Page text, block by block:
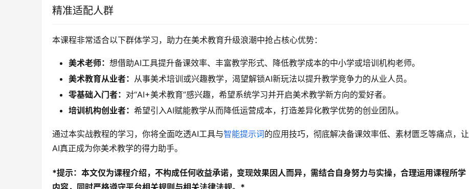
精准适配人群
本课程非常适合以下群体学习，助力在美术教育升级浪潮中抢占核心优势：
美术老师： 想借助AI工具提升备课效率、丰富教学形式、降低教学成本的中小学或培训机构老师。
美术教育从业者： 从事美术培训或兴趣教学，渴望解锁AI新玩法以提升教学竞争力的从业人员。
零基础入门者： 对“AI+美术教育”感兴趣，希望系统学习并开启美术教学新方向的爱好者。
培训机构创业者： 希望引入AI赋能教学从而降低运营成本，打造差异化教学优势的创业团队。
通过本实战教程的学习，你将全面吃透AI工具与智能提示词的应用技巧，彻底解决备课效率低、素材匮乏等痛点，让
AI真正成为你美术教学的得力助手。
*提示：本文仅为课程介绍，不构成任何收益承诺，变现效果因人而异，需结合自身努力与实操，合理运用课程所学